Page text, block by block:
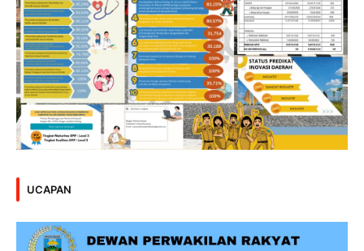
UCAPAN